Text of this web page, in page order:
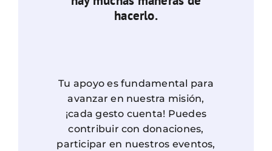
hacerlo.
Tu apoyo es fundamental para
avanzar en nuestra misión,
¡cada gesto cuenta! Puedes
contribuir con donaciones,
participar en nuestros eventos,